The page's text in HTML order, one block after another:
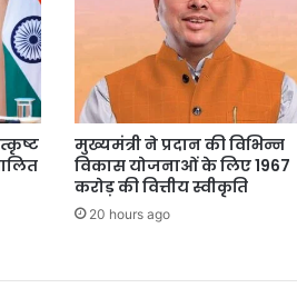
मुख्यमंत्री ने प्रदान की विभिन्न
विकास योजनाओं के लिए 1967
करोड़ की वित्तीय स्वीकृति
20 hours ago